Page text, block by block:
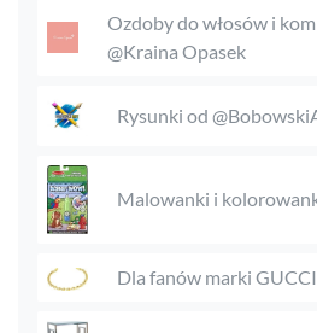
Ozdoby do włosów i
@Kraina Opasek
Rysunki od
Malowanki i
Dla fanów marki GUCCI